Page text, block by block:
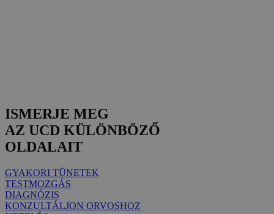
ISMERJE MEG
AZ UCD KÜLÖNBÖZŐ
OLDALAIT
GYAKORI TÜNETEK
TESTMOZGÁS
DIAGNÓZIS
KONZULTÁLJON ORVOSHOZ